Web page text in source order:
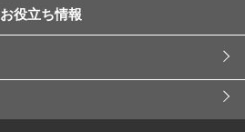
お役立ち情報